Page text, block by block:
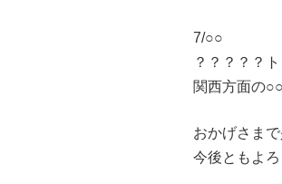
7/○○
？？？？？
関西方面の
おかげさま
今後ともよろ